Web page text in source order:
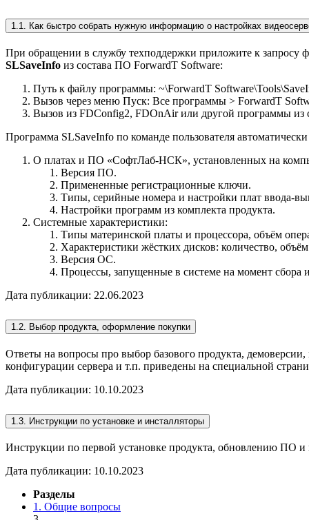
1.1. Как быстро собрать нужную информацию о настройках
При обращении в службу техподдержки приложите к запросу
SLSaveInfo из состава ПО ForwardT Software:
Путь к файлу программы: ~\ForwardT
Вызов через меню Пуск: Все программы > ForwardT
Вызов из FDConfig2, FDOnAir или другой программы из
Программа SLSaveInfo по команде пользователя
О платах и ПО «СофтЛаб-НСК», установленных на
Версия ПО.
Примененные регистрационные ключи.
Типы, серийные номера и настройки плат ввода-
Настройки программ из комплекта продукта.
Системные характеристики:
Типы материнской платы и процессора, объём
Характеристики жёстких дисков: количество,
Версия ОС.
Процессы, запущенные в системе на момент сбора
Дата публикации: 22.06.2023
1.2. Выбор продукта, оформление покупки
Ответы на вопросы про выбор базового продукта,
конфигурации сервера и т.п. приведены на специальной
Дата публикации: 10.10.2023
1.3. Инструкции по установке и инсталляторы
Инструкции по первой установке продукта, обновлению ПО и
Дата публикации: 10.10.2023
Разделы
1. Общие вопросы